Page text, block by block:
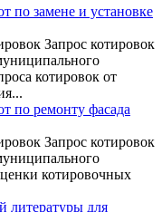
по замене и установке
Запрос котировок
котировок от
по ремонту фасада
Запрос котировок
котировочных
литературы для